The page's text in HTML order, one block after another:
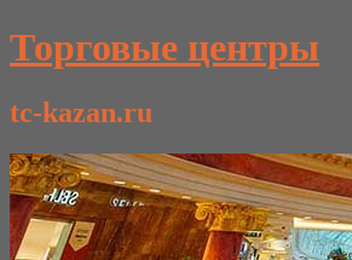
Торговые центры
tc-kazan.ru